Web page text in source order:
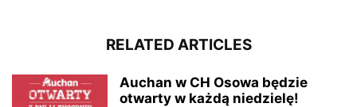
RELATED ARTICLES
Auchan w CH Osowa będzie
otwarty w każdą niedzielę!